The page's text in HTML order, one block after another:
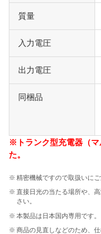
質量
入力電圧
出力電圧
同梱品
※トランク型充電器（マ
た。
※ 精密機械ですので取扱いにご
※ 直接日光の当たる場所や、
さい。
※ 本製品は日本国内専用です。
※ 商品の見直しなどのため、